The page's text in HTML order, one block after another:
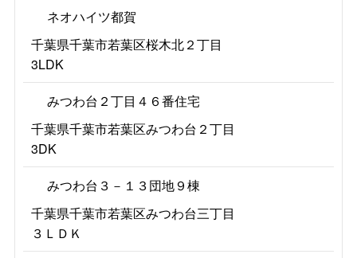
ネオハイツ都賀
千葉県千葉市若葉区桜木北２丁目
3LDK
みつわ台２丁目４６番住宅
千葉県千葉市若葉区みつわ台２丁目
3DK
みつわ台３－１３団地９棟
千葉県千葉市若葉区みつわ台三丁目
３ＬＤＫ